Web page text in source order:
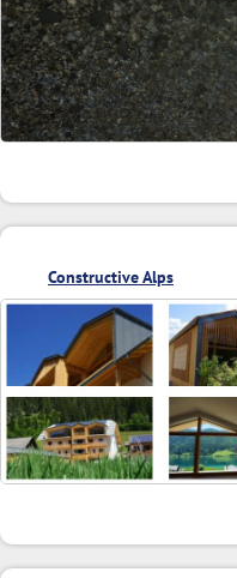
Constructive Alps